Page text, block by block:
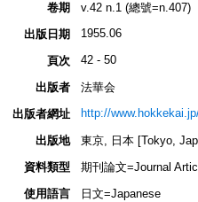
卷期
v.42 n.1 (總號=n.407)
出版日期
1955.06
頁次 42 - 50
出版者
法華会
出版者網址
http://
出版地
東京, 日本 [Tokyo,
資料類型
期刊論文=Journal
使用語言
日文=Japanese